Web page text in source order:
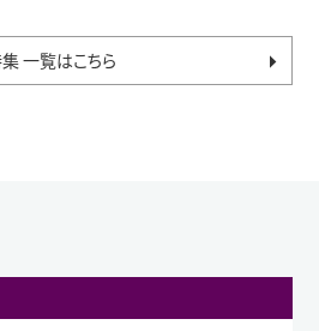
一覧はこちら